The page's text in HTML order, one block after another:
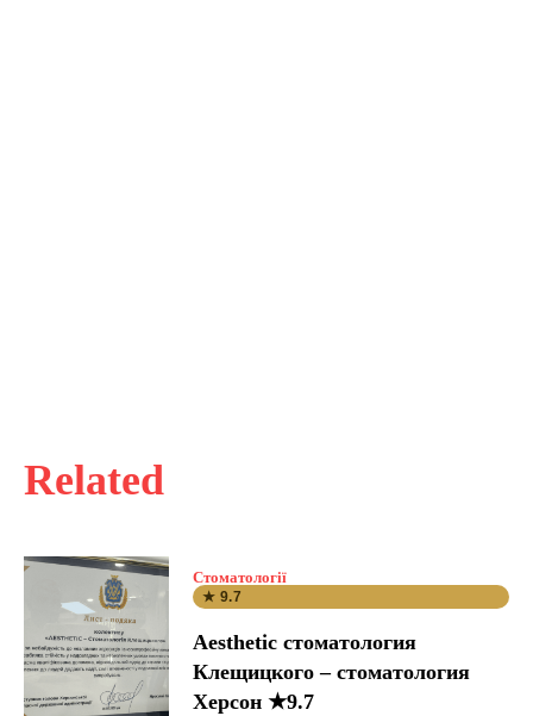
Related
Стоматології
★ 9.7
Aesthetic стоматология
Клещицкого – стоматология
Херсон ★9.7